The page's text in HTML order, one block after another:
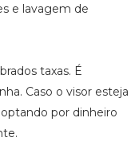
e lavagem de
taxas. É
Caso o visor esteja
por dinheiro